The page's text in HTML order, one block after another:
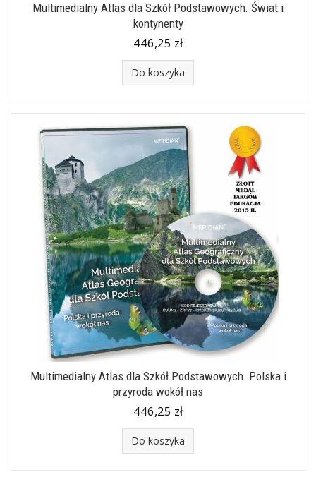
Multimedialny Atlas dla Szkół Podstawowych. Świat i
kontynenty
446,25 zł
Do koszyka
Multimedialny Atlas dla Szkół Podstawowych. Polska i
przyroda wokół nas
446,25 zł
Do koszyka